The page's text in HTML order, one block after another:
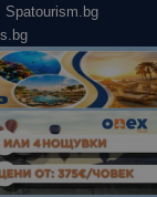
Spatourism.bg